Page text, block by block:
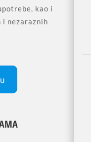
kao i
i nezaraznih